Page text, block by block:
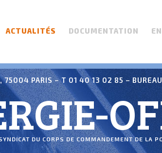
ACTUALITÉS DOCUMENTATION
75004 PARIS – T 01 40 13 02 85 –
DU CORPS DE COMMANDEMENT DE LA